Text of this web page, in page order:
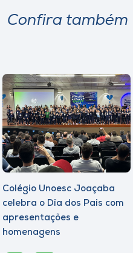
Confira também
Colégio Unoesc Joaçaba
celebra o Dia dos Pais com
apresentações e
homenagens